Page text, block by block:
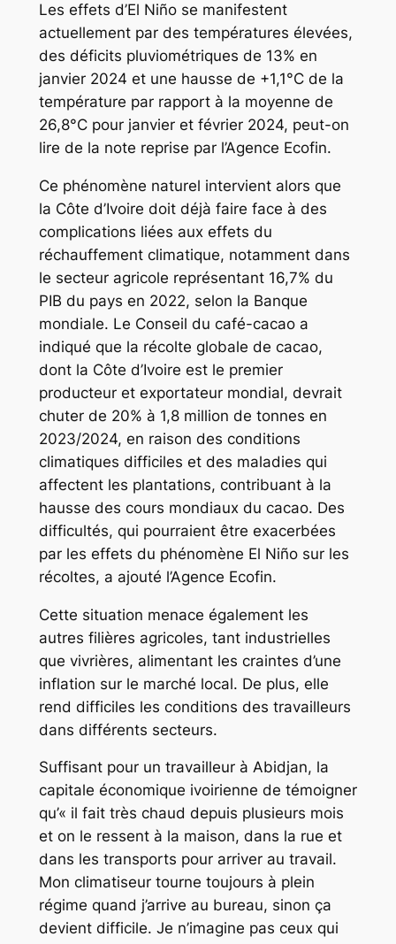
Les effets d’El Niño se manifestent
actuellement par des températures élevées,
des déficits pluviométriques de 13% en
janvier 2024 et une hausse de +1,1°C de la
température par rapport à la moyenne de
26,8°C pour janvier et février 2024, peut-on
lire de la note reprise par l’Agence Ecofin.
Ce phénomène naturel intervient alors que
la Côte d’Ivoire doit déjà faire face à des
complications liées aux effets du
réchauffement climatique, notamment dans
le secteur agricole représentant 16,7% du
PIB du pays en 2022, selon la Banque
mondiale. Le Conseil du café-cacao a
indiqué que la récolte globale de cacao,
dont la Côte d’Ivoire est le premier
producteur et exportateur mondial, devrait
chuter de 20% à 1,8 million de tonnes en
2023/2024, en raison des conditions
climatiques difficiles et des maladies qui
affectent les plantations, contribuant à la
hausse des cours mondiaux du cacao. Des
difficultés, qui pourraient être exacerbées
par les effets du phénomène El Niño sur les
récoltes, a ajouté l’Agence Ecofin.
Cette situation menace également les
autres filières agricoles, tant industrielles
que vivrières, alimentant les craintes d’une
inflation sur le marché local. De plus, elle
rend difficiles les conditions des travailleurs
dans différents secteurs.
Suffisant pour un travailleur à Abidjan, la
capitale économique ivoirienne de témoigner
qu’« il fait très chaud depuis plusieurs mois
et on le ressent à la maison, dans la rue et
dans les transports pour arriver au travail.
Mon climatiseur tourne toujours à plein
régime quand j’arrive au bureau, sinon ça
devient difficile. Je n’imagine pas ceux qui